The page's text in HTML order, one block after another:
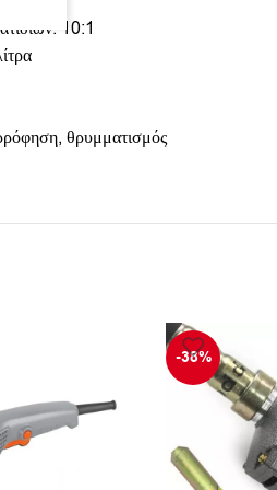
10:1
θρυμματισμός
-38%